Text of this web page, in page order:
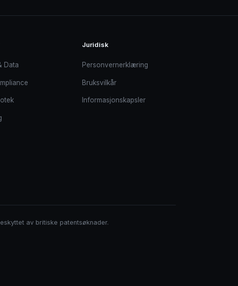
Data
Juridisk
Personvernerklæring
Bruksvilkår
Informasjonskapsler
av britiske patentsøknader.